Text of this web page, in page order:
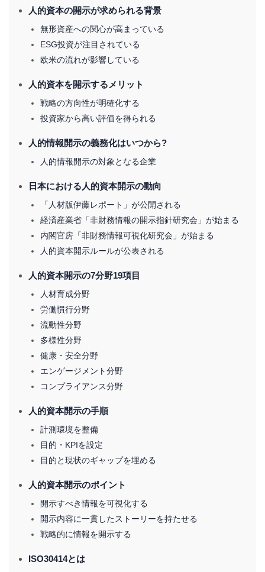
人的資本の開示が求められる背景
無形資産への関心が高まっている
ESG投資が注目されている
欧米の流れが影響している
人的資本を開示するメリット
戦略の方向性が明確化する
投資家から高い評価を得られる
人的情報開示の義務化はいつから?
人的情報開示の対象となる企業
日本における人的資本開示の動向
「人材版伊藤レポート」が公開される
経済産業省「非財務情報の開示指針研究会」が始まる
内閣官房「非財務情報可視化研究会」が始まる
人的資本開示ルールが公表される
人的資本開示の7分野19項目
人材育成分野
労働慣行分野
流動性分野
多様性分野
健康・安全分野
エンゲージメント分野
コンプライアンス分野
人的資本開示の手順
計測環境を整備
目的・KPIを設定
目的と現状のギャップを埋める
人的資本開示のポイント
開示すべき情報を可視化する
開示内容に一貫したストーリーを持たせる
戦略的に情報を開示する
ISO30414とは